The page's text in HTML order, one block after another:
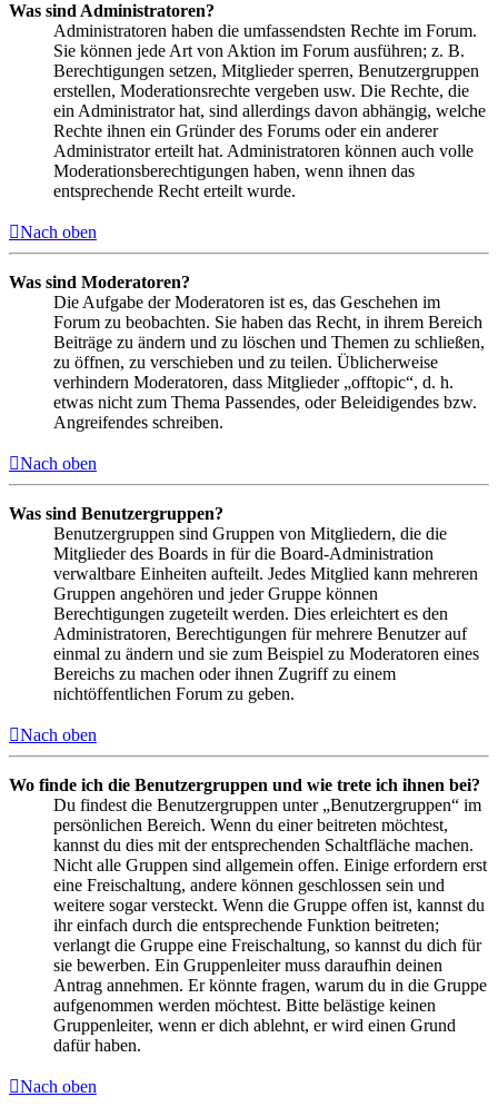
Was sind Administratoren?
Administratoren haben die umfassendsten Rechte im Forum.
Sie können jede Art von Aktion im Forum ausführen; z. B.
Berechtigungen setzen, Mitglieder sperren, Benutzergruppen
erstellen, Moderationsrechte vergeben usw. Die Rechte, die
ein Administrator hat, sind allerdings davon abhängig, welche
Rechte ihnen ein Gründer des Forums oder ein anderer
Administrator erteilt hat. Administratoren können auch volle
Moderationsberechtigungen haben, wenn ihnen das
entsprechende Recht erteilt wurde.
Nach oben
Was sind Moderatoren?
Die Aufgabe der Moderatoren ist es, das Geschehen im
Forum zu beobachten. Sie haben das Recht, in ihrem Bereich
Beiträge zu ändern und zu löschen und Themen zu schließen,
zu öffnen, zu verschieben und zu teilen. Üblicherweise
verhindern Moderatoren, dass Mitglieder „offtopic“, d. h.
etwas nicht zum Thema Passendes, oder Beleidigendes bzw.
Angreifendes schreiben.
Nach oben
Was sind Benutzergruppen?
Benutzergruppen sind Gruppen von Mitgliedern, die die
Mitglieder des Boards in für die Board-Administration
verwaltbare Einheiten aufteilt. Jedes Mitglied kann mehreren
Gruppen angehören und jeder Gruppe können
Berechtigungen zugeteilt werden. Dies erleichtert es den
Administratoren, Berechtigungen für mehrere Benutzer auf
einmal zu ändern und sie zum Beispiel zu Moderatoren eines
Bereichs zu machen oder ihnen Zugriff zu einem
nichtöffentlichen Forum zu geben.
Nach oben
Wo finde ich die Benutzergruppen und wie trete ich ihnen bei?
Du findest die Benutzergruppen unter „Benutzergruppen“ im
persönlichen Bereich. Wenn du einer beitreten möchtest,
kannst du dies mit der entsprechenden Schaltfläche machen.
Nicht alle Gruppen sind allgemein offen. Einige erfordern erst
eine Freischaltung, andere können geschlossen sein und
weitere sogar versteckt. Wenn die Gruppe offen ist, kannst du
ihr einfach durch die entsprechende Funktion beitreten;
verlangt die Gruppe eine Freischaltung, so kannst du dich für
sie bewerben. Ein Gruppenleiter muss daraufhin deinen
Antrag annehmen. Er könnte fragen, warum du in die Gruppe
aufgenommen werden möchtest. Bitte belästige keinen
Gruppenleiter, wenn er dich ablehnt, er wird einen Grund
dafür haben.
Nach oben